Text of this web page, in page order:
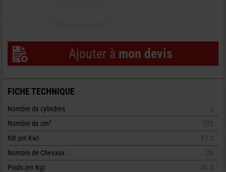
Ajouter à mon devis
FICHE TECHNIQUE
Nombre de cylindres
2
Nombre de cm3
725
NB (en Kw)
17.2
Nombre de Chevaux
23
Poids (en Kg)
41.3